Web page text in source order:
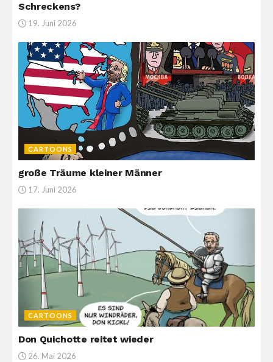
Schreckens?
19. Juni 2026
CARTOONS
große Träume kleiner Männer
17. Juni 2026
CARTOONS
Don Quichotte reitet wieder
26. Mai 2026